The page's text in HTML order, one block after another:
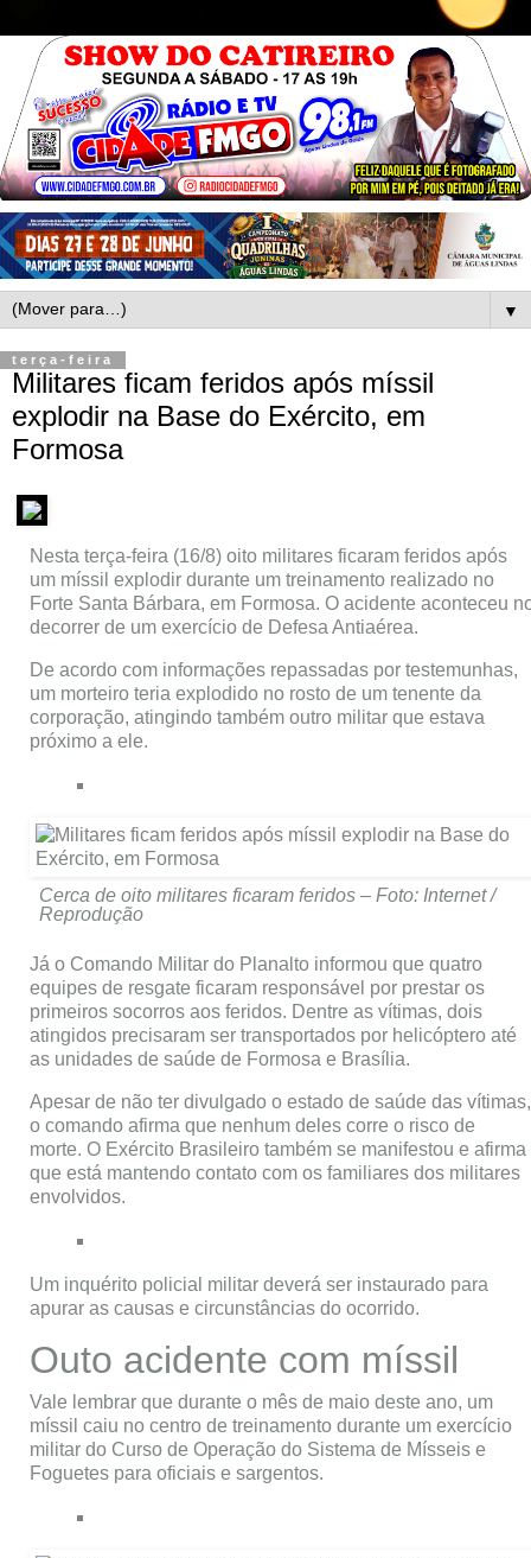
▼
terça-feira
Militares ficam feridos após míssil
explodir na Base do Exército, em
Formosa
Nesta terça-feira (16/8) oito militares ficaram feridos após
um míssil explodir durante um treinamento realizado no
Forte Santa Bárbara, em Formosa. O acidente aconteceu
decorrer de um exercício de Defesa Antiaérea.
De acordo com informações repassadas por testemunhas,
um morteiro teria explodido no rosto de um tenente da
corporação, atingindo também outro militar que estava
próximo a ele.
Cerca de oito militares ficaram feridos – Foto: Internet /
Reprodução
Já o Comando Militar do Planalto informou que quatro
equipes de resgate ficaram responsável por prestar os
primeiros socorros aos feridos. Dentre as vítimas, dois
atingidos precisaram ser transportados por helicóptero até
as unidades de saúde de Formosa e Brasília.
Apesar de não ter divulgado o estado de saúde das vítimas,
o comando afirma que nenhum deles corre o risco de
morte. O Exército Brasileiro também se manifestou e afirma
que está mantendo contato com os familiares dos militares
envolvidos.
Um inquérito policial militar deverá ser instaurado para
apurar as causas e circunstâncias do ocorrido.
Outo acidente com míssil
Vale lembrar que durante o mês de maio deste ano, um
míssil caiu no centro de treinamento durante um exercício
militar do Curso de Operação do Sistema de Mísseis e
Foguetes para oficiais e sargentos.